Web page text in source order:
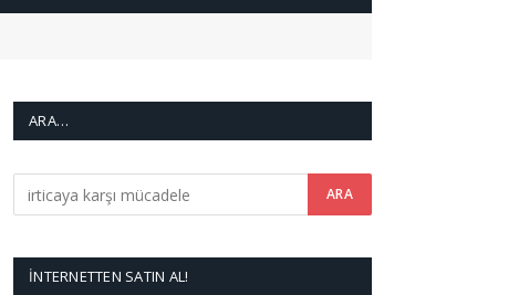
ARA…
İNTERNETTEN SATIN AL!